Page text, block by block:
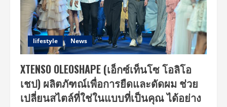
lifestyle News
XTENSO OLEOSHAPE (เอ็กซ์เท็นโซ โอลิโอ
เชป) ผลิตภัฑณ์เพื่อการยืดและดัดผม ช่วย
เปลี่ยนสไตล์ที่ใช่ในแบบที่เป็นคุณ ได้อย่าง